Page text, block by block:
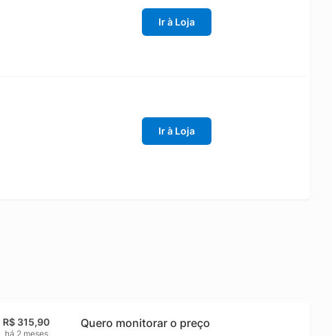
Ir à Loja
Ir à Loja
R$ 315,90
há 2 meses
Quero monitorar o preço